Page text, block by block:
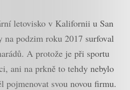
letovisko v Kalifornii u San
na podzim roku 2017 surfoval
A protože je při sportu
ani na prkně to tehdy nebylo
pojmenovat svou novou firmu.